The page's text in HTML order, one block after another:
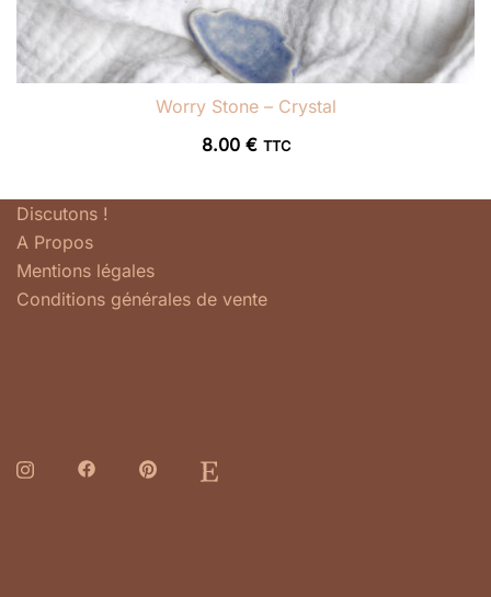
Worry Stone – Crystal
8.00 € TTC
Discutons !
A Propos
Mentions légales
Conditions générales de vente